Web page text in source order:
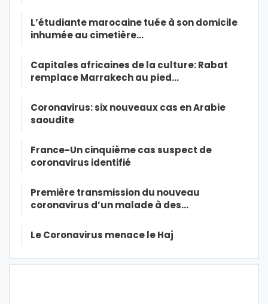
L’étudiante marocaine tuée à son domicile
inhumée au cimetière…
Capitales africaines de la culture: Rabat
remplace Marrakech au pied…
Coronavirus: six nouveaux cas en Arabie
saoudite
France-Un cinquième cas suspect de
coronavirus identifié
Première transmission du nouveau
coronavirus d’un malade à des…
Le Coronavirus menace le Haj